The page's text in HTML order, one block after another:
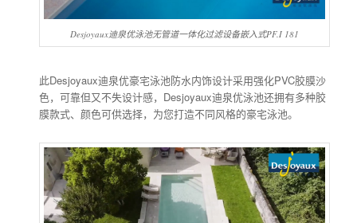
Desjoyaux迪泉优泳池无管道一体化过滤设备嵌入式PF.I 181
此Desjoyaux迪泉优豪宅泳池防水内饰设计采用强化PVC胶膜沙
色，可靠但又不失设计感，Desjoyaux迪泉优泳池还拥有多种胶
膜款式、颜色可供选择，为您打造不同风格的豪宅泳池。